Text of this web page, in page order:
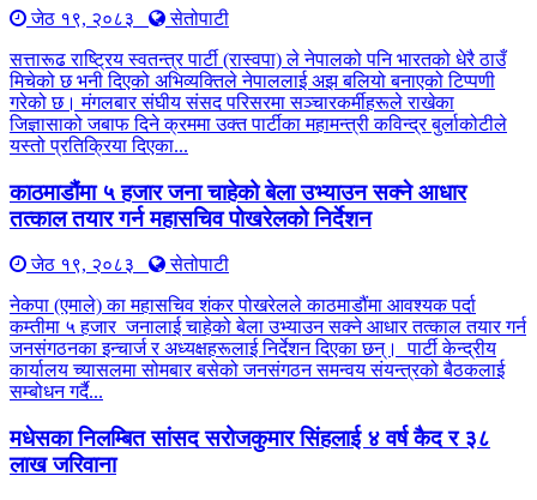
जेठ १९, २०८३
सेतोपाटी
सत्तारूढ राष्ट्रिय स्वतन्त्र पार्टी (रास्वपा) ले नेपालको पनि भारतको धेरै ठाउँ
मिचेको छ भनी दिएको अभिव्यक्तिले नेपाललाई अझ बलियो बनाएको टिप्पणी
गरेको छ। मंगलबार संघीय संसद परिसरमा सञ्चारकर्मीहरूले राखेका
जिज्ञासाको जबाफ दिने क्रममा उक्त पार्टीका महामन्त्री कविन्द्र बुर्लाकोटीले
यस्तो प्रतिक्रिया दिएका...
काठमाडौंमा ५ हजार जना चाहेको बेला उभ्याउन सक्ने आधार
तत्काल तयार गर्न महासचिव पोखरेलको निर्देशन
जेठ १९, २०८३
सेतोपाटी
नेकपा (एमाले) का महासचिव शंकर पोखरेलले काठमाडौंमा आवश्यक पर्दा
कम्तीमा ५ हजार जनालाई चाहेको बेला उभ्याउन सक्ने आधार तत्काल तयार गर्न
जनसंगठनका इन्चार्ज र अध्यक्षहरूलाई निर्देशन दिएका छन्। पार्टी केन्द्रीय
कार्यालय च्यासलमा सोमबार बसेको जनसंगठन समन्वय संयन्त्रको बैठकलाई
सम्बोधन गर्दै...
मधेसका निलम्बित सांसद सरोजकुमार सिंहलाई ४ वर्ष कैद र ३८
लाख जरिवाना